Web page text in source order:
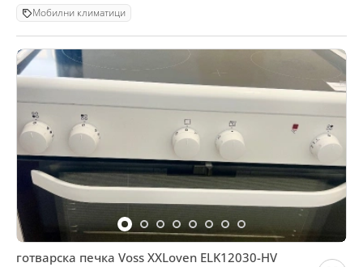
Мобилни климатици
готварска печка Voss XXLoven ELK12030-HV